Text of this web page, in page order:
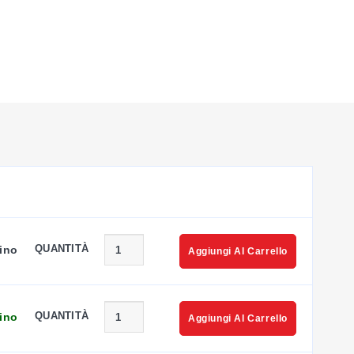
QUANTITÀ Aggiungi Al Carrello
QUANTITÀ Aggiungi Al Carrello